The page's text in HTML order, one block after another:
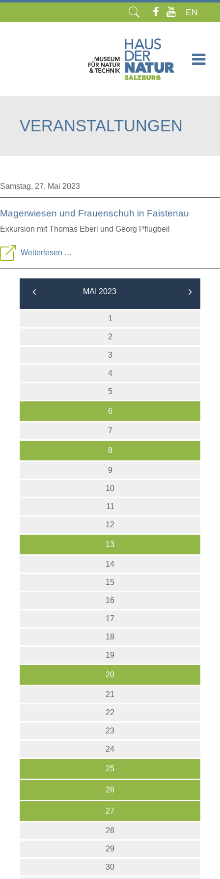
EN
VERANSTALTUNGEN
Samstag, 27. Mai 2023
Magerwiesen und Frauenschuh in Faistenau
Exkursion mit Thomas Eberl und Georg Pflugbeil
Weiterlesen …
und
MAI 2023
1
2
3
4
5
6
7
8
9
10
11
12
13
14
15
16
17
18
19
20
21
22
23
24
25
26
27
28
29
30